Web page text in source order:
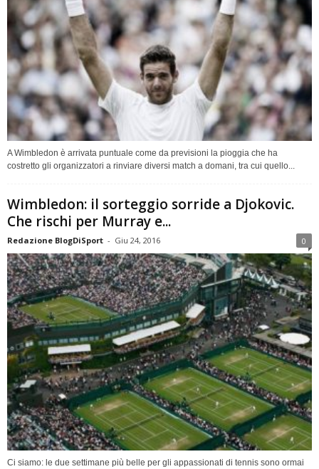
A Wimbledon è arrivata puntuale come da previsioni la pioggia che ha
costretto gli organizzatori a rinviare diversi match a domani, tra cui quello...
Wimbledon: il sorteggio sorride a Djokovic.
Che rischi per Murray e...
Redazione BlogDiSport - Giu 24, 2016 0
Ci siamo: le due settimane più belle per gli appassionati di tennis sono ormai